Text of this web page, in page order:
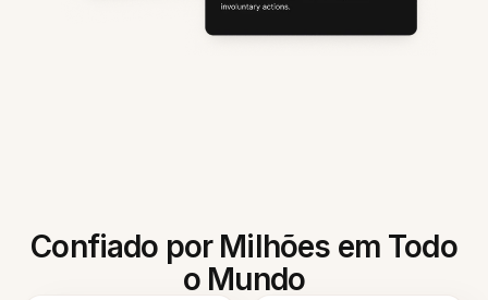
Confiado por Milhões em Todo
o Mundo